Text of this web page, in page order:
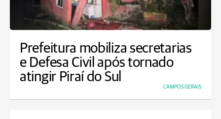
Prefeitura mobiliza secretarias
e Defesa Civil após tornado
atingir Piraí do Sul
CAMPOS GERAIS